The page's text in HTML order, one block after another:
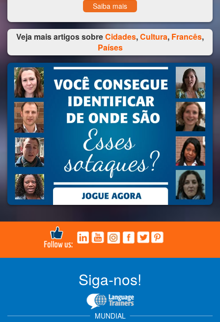
Saiba mais
Veja mais artigos sobreCidades,Cultura, Francês,
Países
Siga-nos!
MUNDIAL